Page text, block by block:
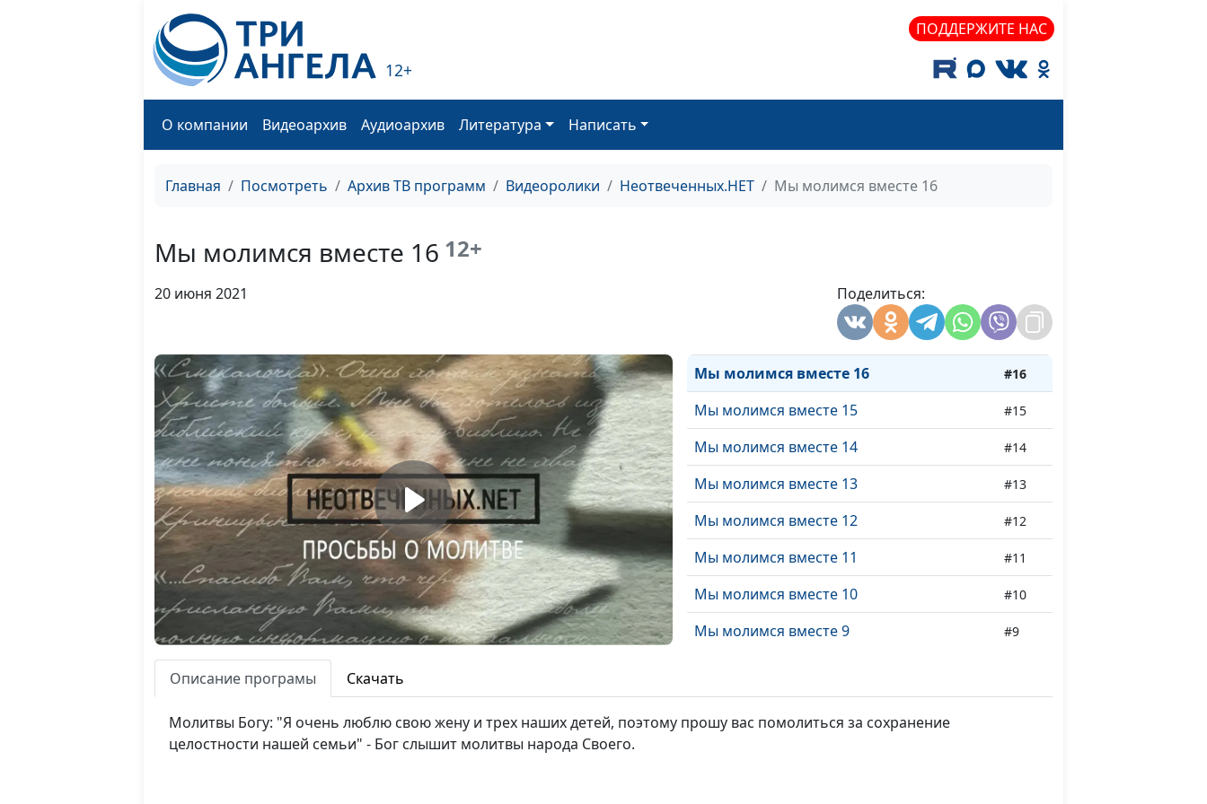
12+
ПОДДЕРЖИТЕ НАС
О компании Видеоархив Аудиоархив Литература Написать
Главная Посмотреть Архив ТВ программ Видеоролики Неотвеченных.НЕТ Мы молимся вместе 16
Мы молимся вместе 16 12+
20 июня 2021 Поделиться:
#25
#24
Мы молимся вместе 22 #22
Мы молимся вместе 21
Мы молимся вместе 18
Мы молимся вместе 17 #17
Мы молимся вместе 16 #16
Мы молимся вместе 15 #15
Мы молимся вместе 14 #14
Мы молимся вместе 13 #13
Мы молимся вместе 12 #12
Мы молимся вместе 11 #11
Мы молимся вместе 10 #10
Мы молимся вместе 9 #9
Описание програмы Скачать
Молитвы Богу: "Я очень люблю свою жену и трех наших детей, поэтому прошу вас помолиться за сохранение
целостности нашей семьи" - Бог слышит молитвы народа Своего.